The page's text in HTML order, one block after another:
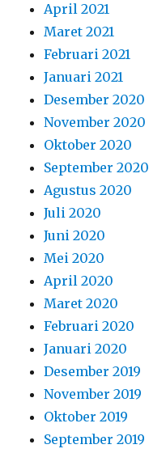
April 2021
Maret 2021
Februari 2021
Januari 2021
Desember 2020
November 2020
Oktober 2020
September 2020
Agustus 2020
Juli 2020
Juni 2020
Mei 2020
April 2020
Maret 2020
Februari 2020
Januari 2020
Desember 2019
November 2019
Oktober 2019
September 2019